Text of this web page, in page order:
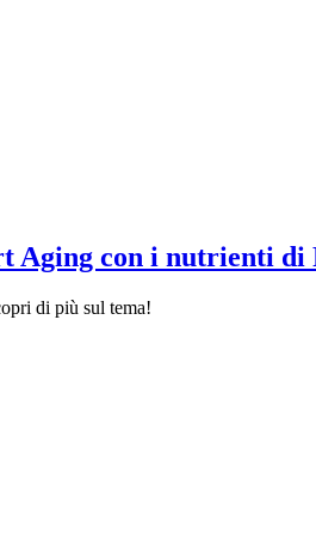
Aging con i nutrienti di
di più sul tema!